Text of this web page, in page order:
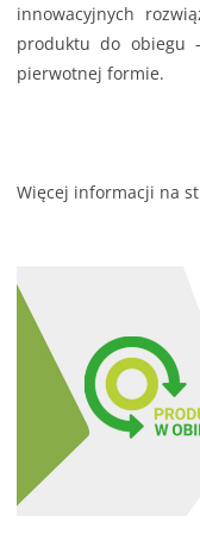
innowacyjnych
produktu do obiegu
pierwotnej formie.
Więcej informacji na